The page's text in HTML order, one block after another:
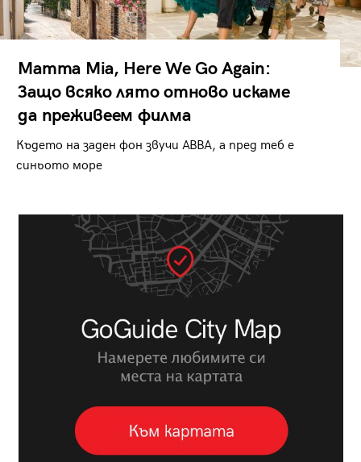
Mamma Mia, Here We Go Again:
Защо всяко лято отново искаме
да преживеем филма
Където на заден фон звучи ABBA, а пред теб е
синьото море